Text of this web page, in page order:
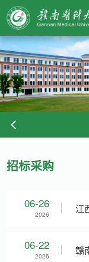
招标采购
06-26
2026 江
关
06-22
2026 赣